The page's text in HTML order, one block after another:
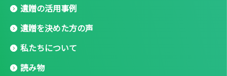
遺贈の活用事例
遺贈を決めた方の声
私たちについて
読み物